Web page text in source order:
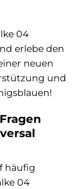
04
erlebe den
neuen
und
häufig
04